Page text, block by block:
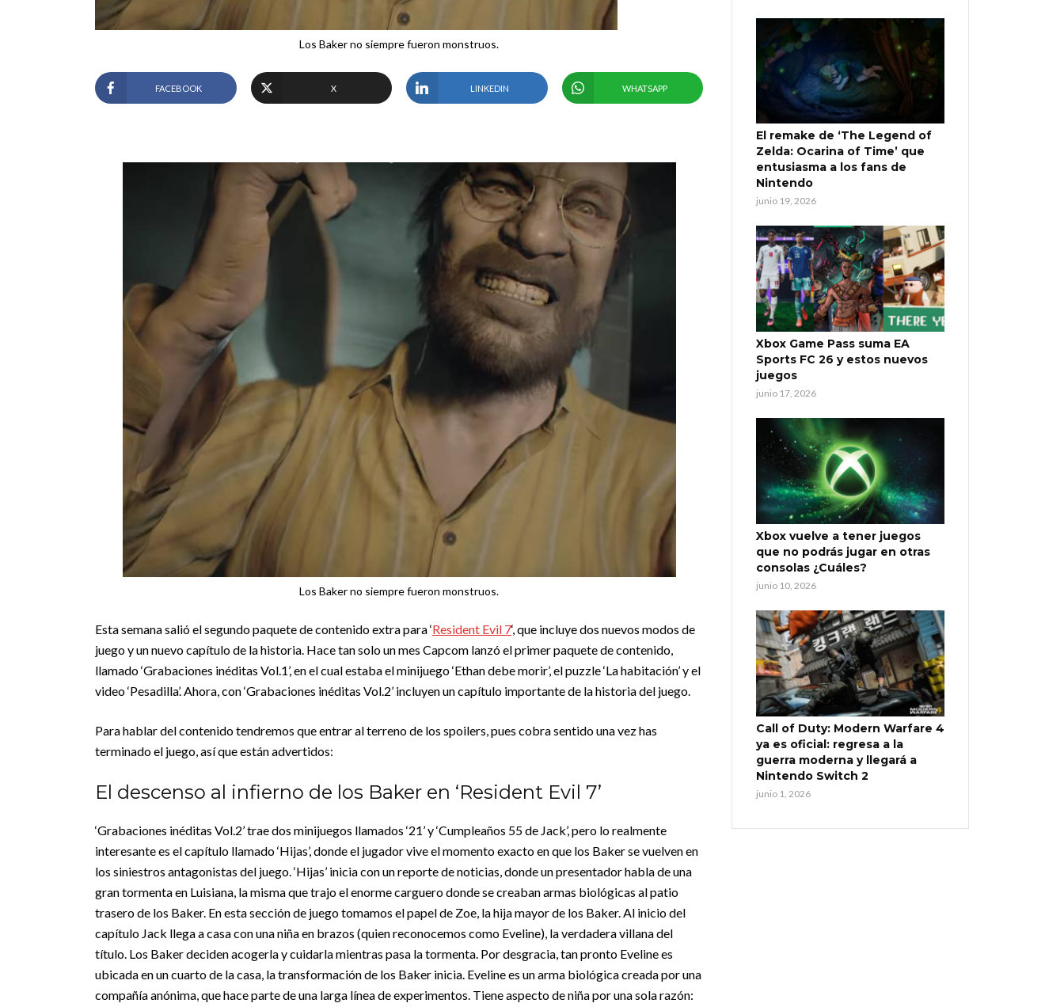
Los Baker no siempre fueron monstruos.
FACEBOOK X LINKEDIN WHATSAPP
Los Baker no siempre fueron monstruos.
Esta semana salió el segundo paquete de contenido extra para ‘Resident Evil 7‘, que incluye dos nuevos modos de
juego y un nuevo capítulo de la historia. Hace tan solo un mes Capcom lanzó el primer paquete de contenido,
llamado ‘Grabaciones inéditas Vol.1’, en el cual estaba el minijuego ‘Ethan debe morir’, el puzzle ‘La habitación’ y el
video ‘Pesadilla’. Ahora, con ‘Grabaciones inéditas Vol.2’ incluyen un capítulo importante de la historia del juego.
Para hablar del contenido tendremos que entrar al terreno de los spoilers, pues cobra sentido una vez has
terminado el juego, así que están advertidos:
El descenso al infierno de los Baker en ‘Resident Evil 7’
‘Grabaciones inéditas Vol.2’ trae dos minijuegos llamados ‘21’ y ‘Cumpleaños 55 de Jack’, pero lo realmente
interesante es el capítulo llamado ‘Hijas’, donde el jugador vive el momento exacto en que los Baker se vuelven en
los siniestros antagonistas del juego.‘Hijas’ inicia con un reporte de noticias, donde un presentador habla de una
gran tormenta en Luisiana, la misma que trajo el enorme carguero donde se creaban armas biológicas al patio
trasero de los Baker. En esta sección de juego tomamos el papel de Zoe, la hija mayor de los Baker.Al inicio del
capítulo Jack llega a casa con una niña en brazos (quien reconocemos como Eveline), la verdadera villana del
título. Los Baker deciden acogerla y cuidarla mientras pasa la tormenta. Por desgracia, tan pronto Eveline es
ubicada en un cuarto de la casa, la transformación de los Baker inicia. Eveline es un arma biológica creada por una
compañía anónima, que hace parte de una larga línea de experimentos. Tiene aspecto de niña por una sola razón:
El remake de ‘The Legend of
Zelda: Ocarina of Time’ que
entusiasma a los fans de
Nintendo
junio 19, 2026
Xbox Game Pass suma EA
Sports FC 26 y estos nuevos
juegos
junio 17, 2026
Xbox vuelve a tener juegos
que no podrás jugar en otras
consolas ¿Cuáles?
junio 10, 2026
Call of Duty: Modern Warfare 4
ya es oficial: regresa a la
guerra moderna y llegará a
Nintendo Switch 2
junio 1, 2026